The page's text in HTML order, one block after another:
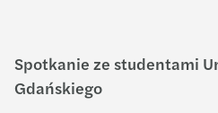
Spotkanie ze studentami
Gdańskiego